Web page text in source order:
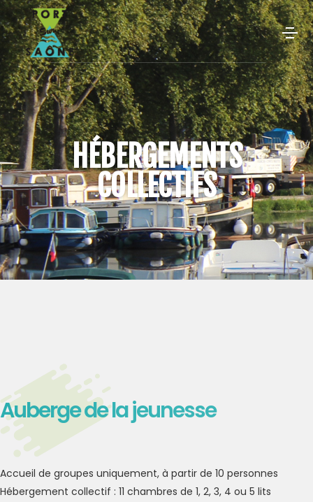
HÉBERGEMENTS
COLLECTIFS
Auberge de la jeunesse
Accueil de groupes uniquement, à partir de 10 personnes
Hébergement collectif : 11 chambres de 1, 2, 3, 4 ou 5 lits